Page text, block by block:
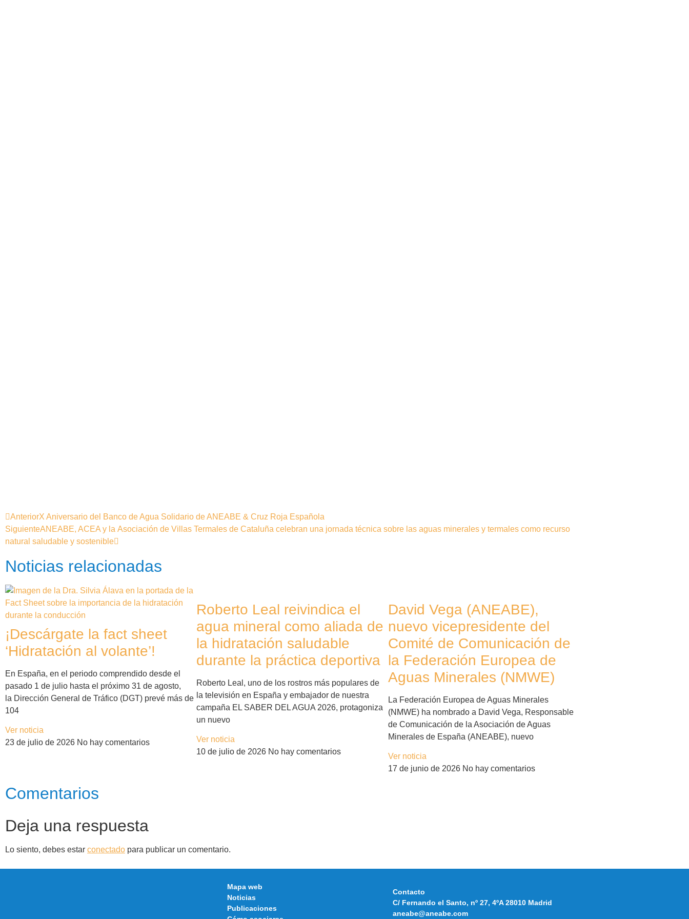
AnteriorX Aniversario del Banco de Agua Solidario de ANEABE & Cruz Roja Española
SiguienteANEABE, ACEA y la Asociación de Villas Termales de Cataluña celebran una jornada técnica sobre las aguas minerales y termales como recurso
natural saludable y sostenible
Noticias relacionadas
¡Descárgate la fact sheet
‘Hidratación al volante’!
En España, en el periodo comprendido desde el
pasado 1 de julio hasta el próximo 31 de agosto,
la Dirección General de Tráfico (DGT) prevé más de
104
Ver noticia
23 de julio de 2026 No hay comentarios
Roberto Leal reivindica el
agua mineral como aliada de
la hidratación saludable
durante la práctica deportiva
Roberto Leal, uno de los rostros más populares de
la televisión en España y embajador de nuestra
campaña EL SABER DEL AGUA 2026, protagoniza
un nuevo
Ver noticia
10 de julio de 2026 No hay comentarios
David Vega (ANEABE),
nuevo vicepresidente del
Comité de Comunicación de
la Federación Europea de
Aguas Minerales (NMWE)
La Federación Europea de Aguas Minerales
(NMWE) ha nombrado a David Vega, Responsable
de Comunicación de la Asociación de Aguas
Minerales de España (ANEABE), nuevo
Ver noticia
17 de junio de 2026 No hay comentarios
Comentarios
Deja una respuesta
Lo siento, debes estar conectado para publicar un comentario.
Mapa web
Noticias
Publicaciones
Contacto
C/ Fernando el Santo, nº 27, 4ºA 28010 Madrid
aneabe@aneabe.com